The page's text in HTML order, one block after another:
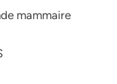
mammaire